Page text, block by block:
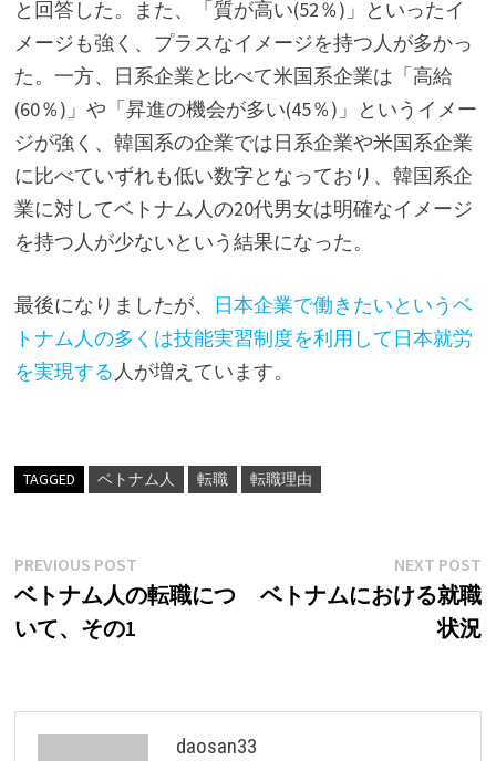
と回答した。また、「質が高い(52％)」といったイ
メージも強く、プラスなイメージを持つ人が多かっ
た。一方、日系企業と比べて米国系企業は「高給
(60％)」や「昇進の機会が多い(45％)」というイメー
ジが強く、韓国系の企業では日系企業や米国系企業
に比べていずれも低い数字となっており、韓国系企
業に対してベトナム人の20代男女は明確なイメージ
を持つ人が少ないという結果になった。
最後になりましたが、 日本企業で働きたいというベ
トナム人の多くは技能実習制度を利用して日本就労
を実現する 人が増えています。
TAGGED ベトナム人 転職 転職理由
投
稿
ゲ
PREVIOUS POSTPrevious
post:
ベトナム人の転職につ
いて、その1
NEXT POST
ベトナムにおける就職
状況
daosan33